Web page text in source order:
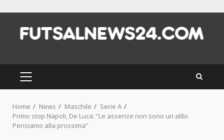
content
PRIMARY
MENU
Home News Maschile
Serie A
Primo stop Napoli, De Luca: “Le assenze non sono un alibi.
Pensiamo alla prossima”